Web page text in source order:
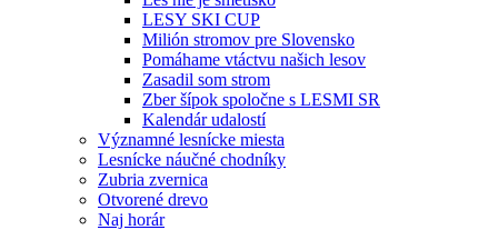
LESY SKI CUP
Milión stromov pre Slovensko
Pomáhame vtáctvu našich lesov
Zasadil som strom
Zber šípok spoločne s LESMI SR
Kalendár udalostí
Významné lesnícke miesta
Lesnícke náučné chodníky
Zubria zvernica
Otvorené drevo
Naj horár